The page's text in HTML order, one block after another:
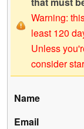
Warning:
least 120
Unless
consider
Name
Email